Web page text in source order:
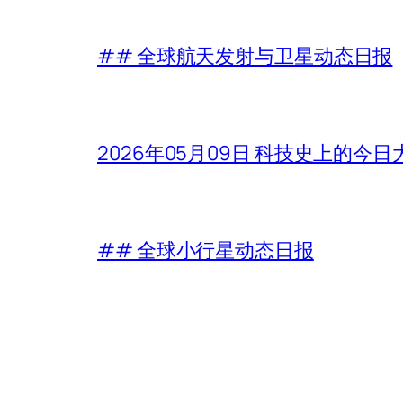
## 全球航天发射与卫星动态日报
2026年05月09日 科技史上的今日
## 全球小行星动态日报